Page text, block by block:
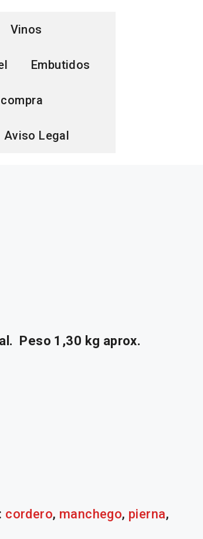
Vinos
Embutidos
Aviso Legal
Peso 1,30 kg aprox.
cordero, manchego, pierna,